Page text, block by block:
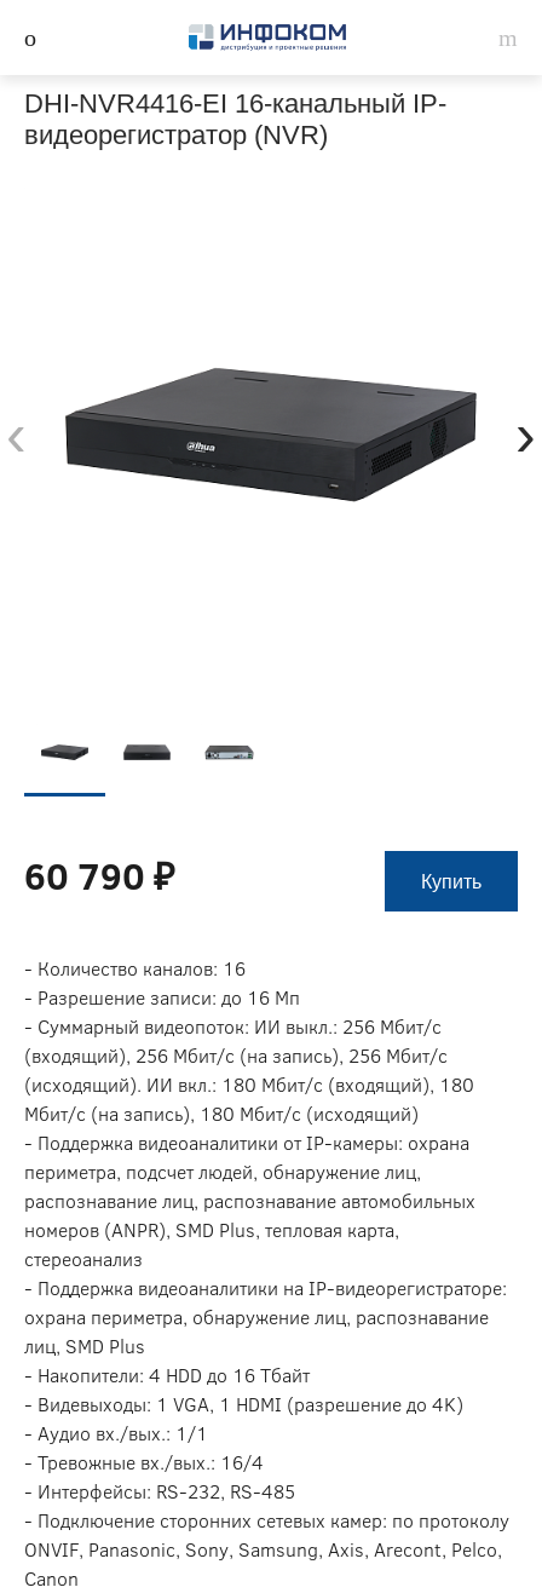
DHI-NVR4416-EI 16-канальный IP-
видеорегистратор (NVR)
‹ ›
60 790 ₽ Купить
- Количество каналов: 16
- Разрешение записи: до 16 Мп
- Суммарный видеопоток: ИИ выкл.: 256 Мбит/с
(входящий), 256 Мбит/с (на запись), 256 Мбит/с
(исходящий). ИИ вкл.: 180 Мбит/с (входящий), 180
Мбит/с (на запись), 180 Мбит/с (исходящий)
- Поддержка видеоаналитики от IP-камеры: охрана
периметра, подсчет людей, обнаружение лиц,
распознавание лиц, распознавание автомобильных
номеров (ANPR), SMD Plus, тепловая карта,
стереоанализ
- Поддержка видеоаналитики на IP-видеорегистраторе:
охрана периметра, обнаружение лиц, распознавание
лиц, SMD Plus
- Накопители: 4 HDD до 16 Тбайт
- Видевыходы: 1 VGA, 1 HDMI (разрешение до 4K)
- Аудио вх./вых.: 1/1
- Тревожные вх./вых.: 16/4
- Интерфейсы: RS-232, RS-485
- Подключение сторонних сетевых камер: по протоколу
ONVIF, Panasonic, Sony, Samsung, Axis, Arecont, Pelco,
Canon